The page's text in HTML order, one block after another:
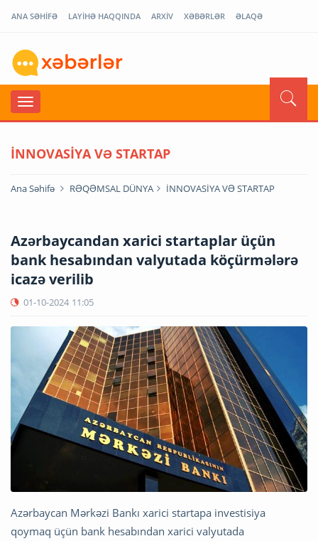
ANA SƏHİFƏ LAYİHƏ HAQQINDA ARXİV XƏBƏRLƏR ƏLAQƏ
İNNOVASİYA VƏ STARTAP
Ana Səhifə RƏQƏMSAL DÜNYA İNNOVASİYA VƏ STARTAP
Azərbaycandan xarici startaplar üçün
bank hesabından valyutada köçürmələrə
icazə verilib
01-10-2024 11:05
Azərbaycan Mərkəzi Bankı xarici startapa investisiya
qoymaq üçün bank hesabından xarici valyutada